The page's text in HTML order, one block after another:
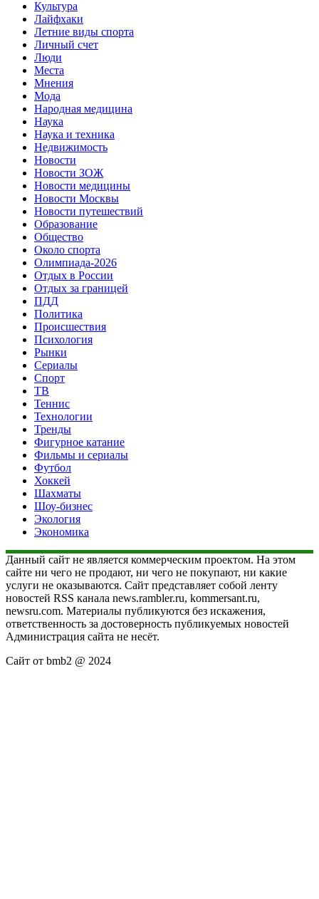
Культура
Лайфхаки
Летние виды спорта
Личный счет
Люди
Места
Мнения
Мода
Народная медицина
Наука
Наука и техника
Недвижимость
Новости
Новости ЗОЖ
Новости медицины
Новости Москвы
Новости путешествий
Образование
Общество
Около спорта
Олимпиада-2026
Отдых в России
Отдых за границей
ПДД
Политика
Происшествия
Психология
Рынки
Сериалы
Спорт
ТВ
Теннис
Технологии
Тренды
Фигурное катание
Фильмы и сериалы
Футбол
Хоккей
Шахматы
Шоу-бизнес
Экология
Экономика
Данный сайт не является коммерческим проектом. На этом
сайте ни чего не продают, ни чего не покупают, ни какие
услуги не оказываются. Сайт представляет собой ленту
новостей RSS канала news.rambler.ru, kommersant.ru,
newsru.com. Материалы публикуются без искажения,
ответственность за достоверность публикуемых новостей
Администрация сайта не несёт.
Сайт от bmb2 @ 2024